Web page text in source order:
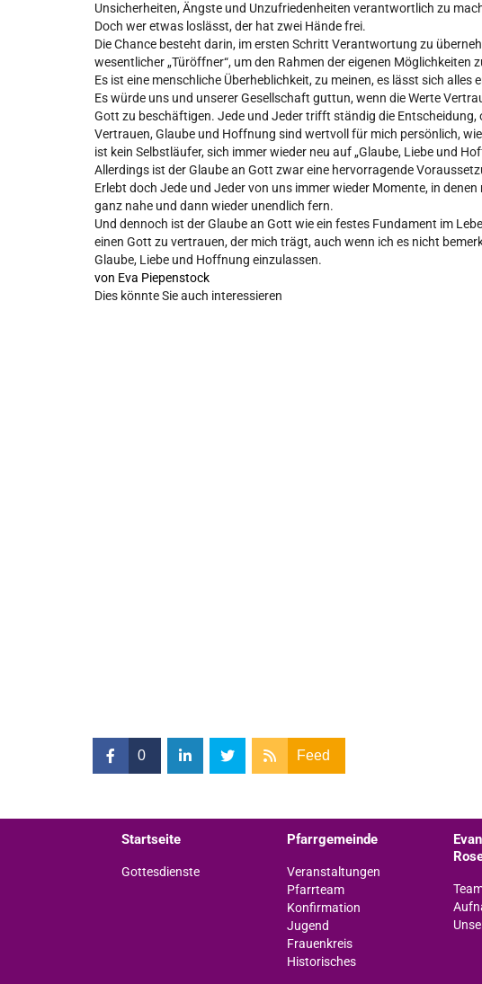
Unsicherheiten, Ängste und Unzufriedenheiten verantwortlich zu
Doch wer etwas loslässt, der hat zwei Hände frei.
Die Chance besteht darin, im ersten Schritt Verantwortung zu
wesentlicher „Türöffner“, um den Rahmen der eigenen
Es ist eine menschliche Überheblichkeit, zu meinen, es lässt sich
Es würde uns und unserer Gesellschaft guttun, wenn die Werte
Gott zu beschäftigen. Jede und Jeder trifft ständig die
Vertrauen, Glaube und Hoffnung sind wertvoll für mich persönlich,
ist kein Selbstläufer, sich immer wieder neu auf „Glaube, Liebe und
Allerdings ist der Glaube an Gott zwar eine hervorragende
Erlebt doch Jede und Jeder von uns immer wieder Momente, in
ganz nahe und dann wieder unendlich fern.
Und dennoch ist der Glaube an Gott wie ein festes Fundament im
einen Gott zu vertrauen, der mich trägt, auch wenn ich es nicht
Glaube, Liebe und Hoffnung einzulassen.
von Eva Piepenstock
Dies könnte Sie auch interessieren
0 Feed
Startseite
Gottesdienste
Pfarrgemeinde
Veranstaltungen
Pfarrteam
Konfirmation
Jugend
Frauenkreis
Historisches